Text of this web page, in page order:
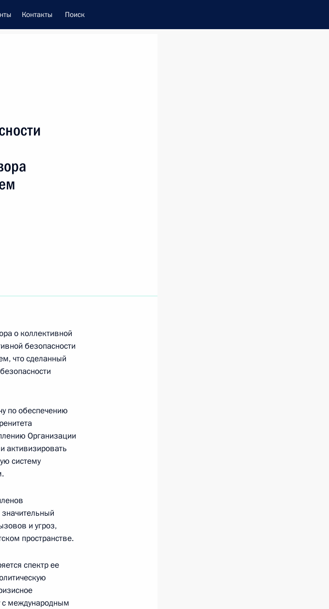
Контакты Поиск
Эллой
о коллективной
безопасности
что сделанный
по обеспечению
Организации
активизировать
систему
и угроз,
пространстве.
спектр ее
с международным